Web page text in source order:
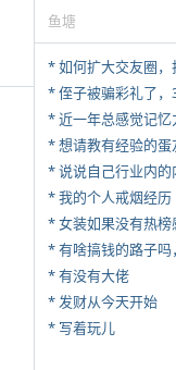
鱼塘
* 如何扩大交友圈
* 侄子被骗彩礼了，
* 近一年总感觉记忆
* 说说自己行业内
* 我的个人戒烟经历
* 女装如果没有热
* 有没有大佬
* 发财从今天开始
* 写着玩儿